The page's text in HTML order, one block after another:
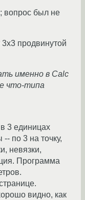
вопрос был не
продвинутой
именно в Calc
что-типа
3 единицах
по 3 на точку,
невязки,
Программа
видно, как